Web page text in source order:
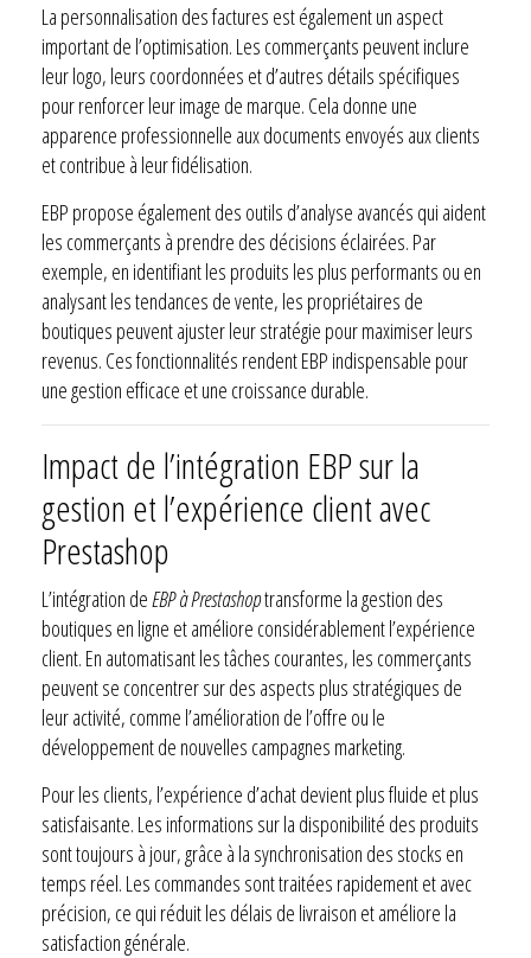
La personnalisation des factures est également un aspect
important de l’optimisation. Les commerçants peuvent inclure
leur logo, leurs coordonnées et d’autres détails spécifiques
pour renforcer leur image de marque. Cela donne une
apparence professionnelle aux documents envoyés aux clients
et contribue à leur fidélisation.
EBP propose également des outils d’analyse avancés qui aident
les commerçants à prendre des décisions éclairées. Par
exemple, en identifiant les produits les plus performants ou en
analysant les tendances de vente, les propriétaires de
boutiques peuvent ajuster leur stratégie pour maximiser leurs
revenus. Ces fonctionnalités rendent EBP indispensable pour
une gestion efficace et une croissance durable.
Impact de l’intégration EBP sur la
gestion et l’expérience client avec
Prestashop
L’intégration deEBP à Prestashoptransforme la gestion des
boutiques en ligne et améliore considérablement l’expérience
client. En automatisant les tâches courantes, les commerçants
peuvent se concentrer sur des aspects plus stratégiques de
leur activité, comme l’amélioration de l’offre ou le
développement de nouvelles campagnes marketing.
Pour les clients, l’expérience d’achat devient plus fluide et plus
satisfaisante. Les informations sur la disponibilité des produits
sont toujours à jour, grâce à la synchronisation des stocks en
temps réel. Les commandes sont traitées rapidement et avec
précision, ce qui réduit les délais de livraison et améliore la
satisfaction générale.